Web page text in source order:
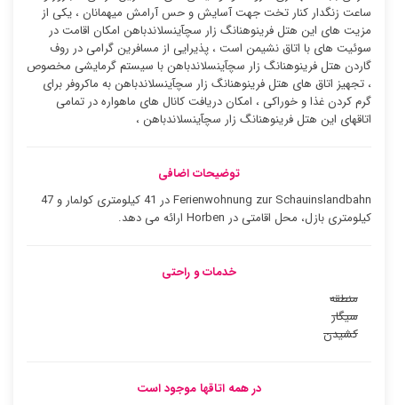
ساعت زنگدار کنار تخت جهت آسایش و حس آرامش میهمانان ، یکی از
مزیت های این هتل فرینوهنانگ زار سچآینسلاندباهن امکان اقامت در
سوئیت ‌های با اتاق نشیمن است ، پذیرایی از مسافرین گرامی در روف
گاردن هتل فرینوهنانگ زار سچآینسلاندباهن با سیستم گرمایشی مخصوص
، تجهیز اتاق های هتل فرینوهنانگ زار سچآینسلاندباهن به ماکروفر برای
گرم کردن غذا و خوراکی ، امکان دریافت کانال های ماهواره در تمامی
اتاقهای این هتل فرینوهنانگ زار سچآینسلاندباهن ،
توضیحات اضافی
Ferienwohnung zur Schauinslandbahn در 41 کیلومتری کولمار و 47
کیلومتری بازل، محل اقامتی در Horben ارائه می دهد.
خدمات و راحتی
منطقه
سیگار
کشیدن
در همه اتاقها موجود است